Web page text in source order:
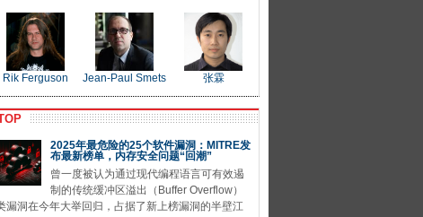
Rik Ferguson Jean-Paul Smets 张霖
2025年最危险的25个软件漏洞：MITRE发
布最新榜单，内存安全问题“回潮”
曾一度被认为通过现代编程语言可有效遏
制的传统缓冲区溢出（Buffer Overflow）
漏洞在今年大举回归，占据了新上榜漏洞的半壁江